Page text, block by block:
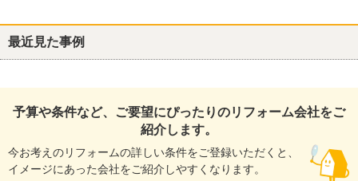
最近見た事例
予算や条件など、ご要望にぴったりのリフォーム会社をご
紹介します。
今お考えのリフォームの詳しい条件をご登録いただくと、
イメージにあった会社をご紹介しやすくなります。